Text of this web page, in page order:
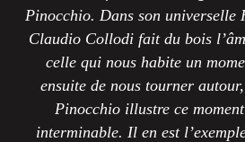
Pinocchio. Dans son universelle
Claudio Collodi fait du bois
celle qui nous habite un
ensuite de nous tourner
Pinocchio illustre ce
interminable. Il en est